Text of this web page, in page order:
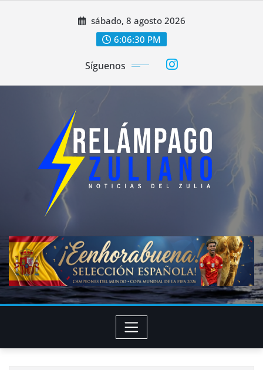
sábado, 8 agosto 2026
6:06:32 PM
Síguenos